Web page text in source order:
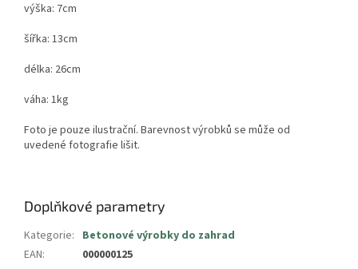
výška: 7cm
šířka: 13cm
délka: 26cm
váha: 1kg
Foto je pouze ilustrační. Barevnost výrobků se může od
uvedené fotografie lišit.
Doplňkové parametry
Kategorie: Betonové výrobky do zahrad
EAN: 000000125